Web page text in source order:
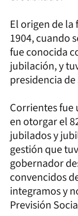
El origen de la
1904, cuando
fue conocida
jubilación, y
presidencia
Corrientes fue
en otorgar el
jubilados y
gestión que
gobernador
convencidos
integramos y
Previsión